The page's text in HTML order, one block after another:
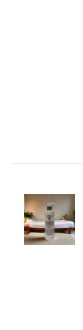
DES
OPTIONS
CE
PRODUIT